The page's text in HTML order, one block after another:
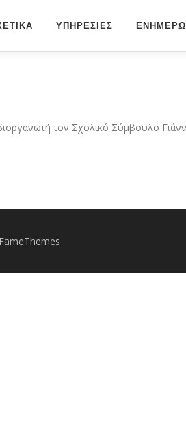
ΥΠΗΡΕΣΙΕΣ
τον Σχολικό Σύμβουλο